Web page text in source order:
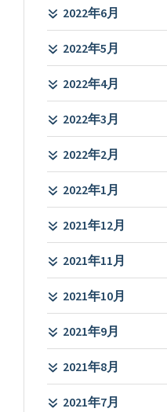
2022年6月
2022年5月
2022年4月
2022年3月
2022年2月
2022年1月
2021年12月
2021年11月
2021年10月
2021年9月
2021年8月
2021年7月